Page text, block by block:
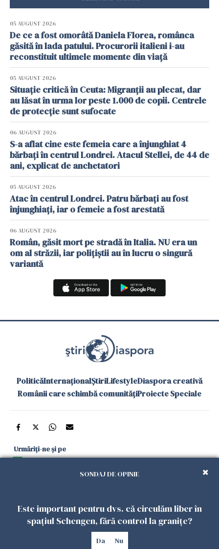
05 AUGUST 2026
De ce a fost omorâtă Daniela Florea, românca
găsită în lada patului. Procurorii italieni i-au
reconstituit ultimele momente din viață
05 AUGUST 2026
Situație critică în Ceuta: Migranții au plecat, dar
au lăsat în urma lor peste 1.000 de copii. Centrele
de protecție sunt sufocate
06 AUGUST 2026
S-a aflat cine este femeia care a înjunghiat 4
bărbați în centrul Londrei. Atacul Stellei, de 44 de
ani, explicat de anchetatori
05 AUGUST 2026
Atac în centrul Londrei. Patru bărbați au fost
înjunghiați, iar o femeie a fost arestată
06 AUGUST 2026
Român, găsit mort pe stradă în Italia. NU era un
om al străzii, iar polițiștii au în lucru o singură
variantă
PoliticăInternaționalȘtiriLifestyleDiaspora creativă
Românii care schimbă comunitățiProiecte Speciale
Urmăriți-ne și pe
și în aplicațiile mobile
Politica de
confidențialitate
Politica
Gestionați
preferințele
Contact
Declarație de
accesibilitate
SONDAJ DE OPINIE
Este important pentru dvs. că circulăm liber în
spațiul Schengen, fără control la granițe?
Da Nu